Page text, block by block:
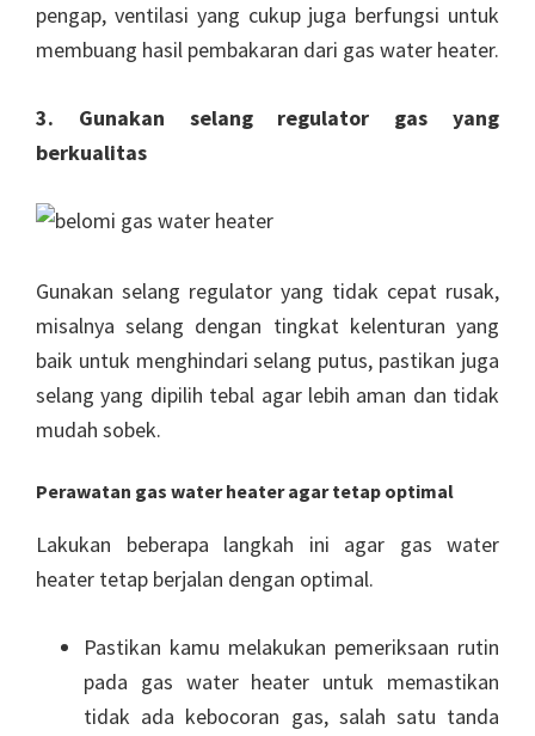
pengap, ventilasi yang cukup juga berfungsi untuk
membuang hasil pembakaran dari gas water heater.
3. Gunakan selang regulator gas yang
berkualitas
Gunakan selang regulator yang tidak cepat rusak,
misalnya selang dengan tingkat kelenturan yang
baik untuk menghindari selang putus, pastikan juga
selang yang dipilih tebal agar lebih aman dan tidak
mudah sobek.
Perawatan gas water heater agar tetap optimal
Lakukan beberapa langkah ini agar gas water
heater tetap berjalan dengan optimal.
Pastikan kamu melakukan pemeriksaan rutin
pada gas water heater untuk memastikan
tidak ada kebocoran gas, salah satu tanda